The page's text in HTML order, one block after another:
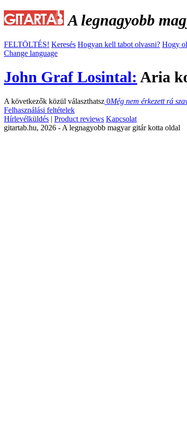
A legnagyobb
FELTÖLTÉS! Keresés Hogyan kell tabot olvasni? Hogy
Change language
John Graf Losintal: Aria
A következők közül választhatsz 0Még nem érkezett rá
Felhasználási feltételek
Hírlevélküldés | Product reviews Kapcsolat
gitartab.hu, 2026 - A legnagyobb magyar gitár kotta oldal